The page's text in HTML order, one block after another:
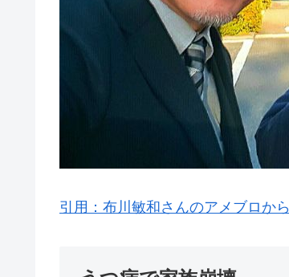
引用：布川敏和さんのアメブロから